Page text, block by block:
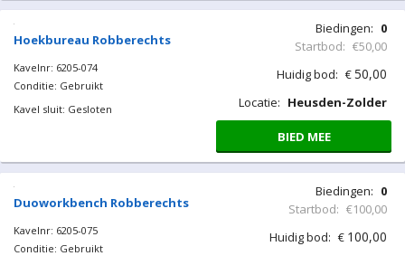
Hoekbureau Robberechts
Kavelnr: 6205-074
Conditie: Gebruikt
Kavel sluit: Gesloten
Biedingen: 0
Startbod: €50,00
Huidig bod: €50,00
Locatie: Heusden-Zolder
BIED MEE
Duoworkbench Robberechts
Kavelnr: 6205-075
Conditie: Gebruikt
Biedingen: 0
Startbod: €100,00
Huidig bod: € 100,00